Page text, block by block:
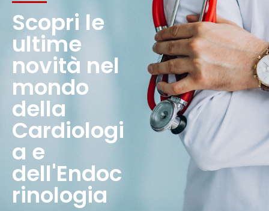
Scopri le
ultime
novità nel
mondo
della
Cardiologi
a e
dell'Endoc
rinologia